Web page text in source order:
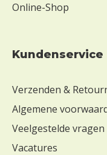
Online-Shop
Kundenservice
Verzenden &
Algemene
Veelgestelde vragen
Vacatures